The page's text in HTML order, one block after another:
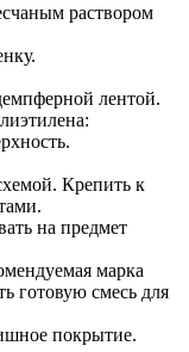
раствором
лентой.
Крепить к
на предмет
марка
готовую смесь для
покрытие.